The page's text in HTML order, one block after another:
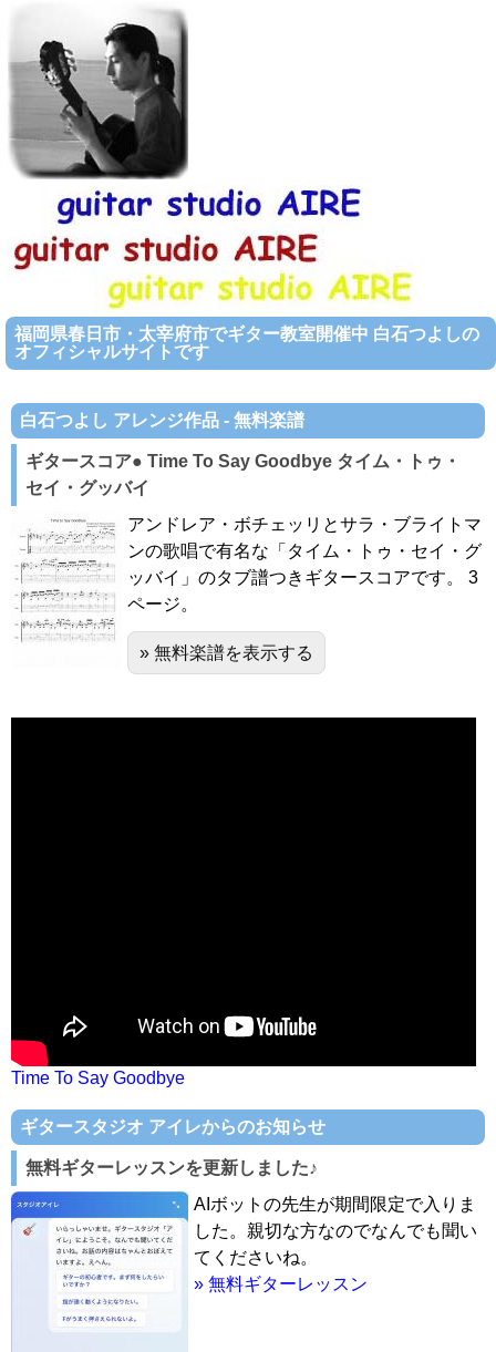
福岡県春日市・太宰府市でギター教室開催中 白石つよしの
オフィシャルサイトです
白石つよし アレンジ作品 - 無料楽譜
ギタースコア● Time To Say Goodbye タイム・トゥ・
セイ・グッバイ
アンドレア・ボチェッリとサラ・ブライトマ
ンの歌唱で有名な「タイム・トゥ・セイ・グ
ッバイ」のタブ譜つきギタースコアです。 3
ページ。
» 無料楽譜を表示する
Time To Say Goodbye
ギタースタジオ アイレからのお知らせ
無料ギターレッスンを更新しました♪
AIボットの先生が期間限定で入りま
した。親切な方なのでなんでも聞い
てくださいね。
» 無料ギターレッスン